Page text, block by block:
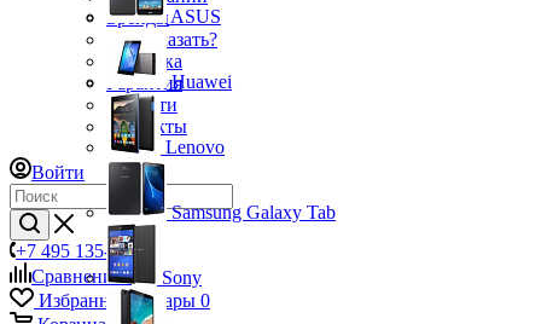
Бренды
Как заказать?
Доставка
Гарантия
Новости
Контакты
Войти
+7 495 135-39-43
Сравнение0
Избранные товары 0
ASUS
Huawei
Lenovo
Samsung Galaxy Tab
Sony